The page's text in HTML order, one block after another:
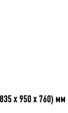
х 950 х 760) мм